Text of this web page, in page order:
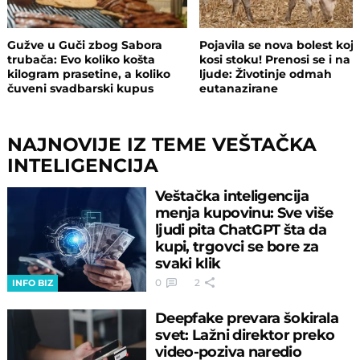
Gužve u Guči zbog Sabora
trubača: Evo koliko košta
kilogram prasetine, a koliko
čuveni svadbarski kupus
Pojavila se nova bolest
kosi stoku! Prenosi se i na
ljude: Životinje odmah
eutanazirane
NAJNOVIJE IZ TEME VEŠTAČKA
INTELIGENCIJA
INFO BIZ
Veštačka inteligencija
menja kupovinu: Sve više
ljudi pita ChatGPT šta da
kupi, trgovci se bore za
svaki klik
0 2
Deepfake prevara šokirala
svet: Lažni direktor preko
video-poziva naredio